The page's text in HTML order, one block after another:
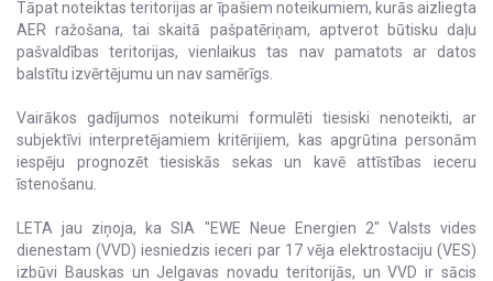
Tāpat noteiktas teritorijas ar īpašiem noteikumiem, kurās aizliegta
AER ražošana, tai skaitā pašpatēriņam, aptverot būtisku daļu
pašvaldības teritorijas, vienlaikus tas nav pamatots ar datos
balstītu izvērtējumu un nav samērīgs.
Vairākos gadījumos noteikumi formulēti tiesiski nenoteikti, ar
subjektīvi interpretējamiem kritērijiem, kas apgrūtina personām
iespēju prognozēt tiesiskās sekas un kavē attīstības ieceru
īstenošanu.
LETA jau ziņoja, ka SIA "EWE Neue Energien 2" Valsts vides
dienestam (VVD) iesniedzis ieceri par 17 vēja elektrostaciju (VES)
izbūvi Bauskas un Jelgavas novadu teritorijās, un VVD ir sācis